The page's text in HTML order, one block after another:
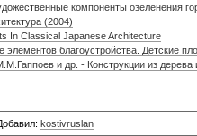
компоненты озеленения
(2004)
In Classical Japanese Architecture
элементов благоустройства. Детские
и др. - Конструкции из дерева
kostivruslan